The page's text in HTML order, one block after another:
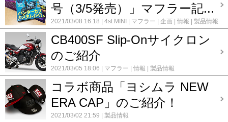
号（3/5発売）」マフラー記...
2021/03/08 16:18 4st MINI マフラー 企画 情報
製品情報
雑誌
CB400SF Slip-Onサイクロン
のご紹介
2021/03/05 18:06 マフラー 情報 製品情報
コラボ商品「ヨシムラ NEW
ERA CAP」のご紹介！
2021/03/02 21:59 製品情報